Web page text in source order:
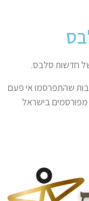
חדשות סלבס.
שהתפרסמו אי פעם
מפורסמים בישראל